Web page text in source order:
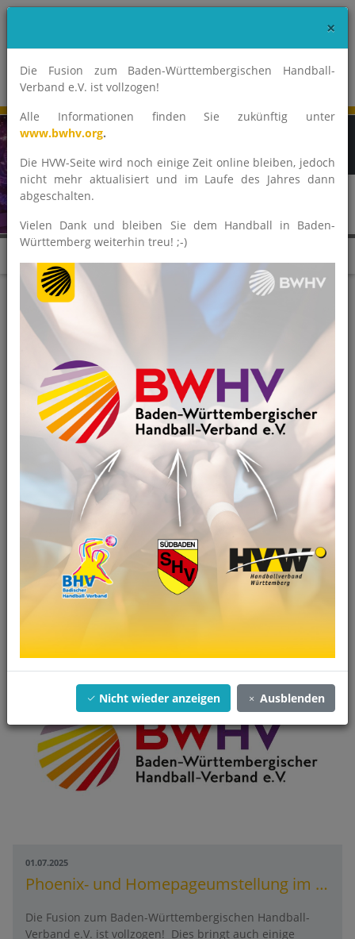
News
HOMEPAGE WIRD NICHT MEHR AKTUALISIERT!
Alle Infos unter www.bwhv.org
01.07.2025
Phoenix- und Homepageumstellung im Rahmen der Fusion
Die Fusion zum Baden-Württembergischen Handball-
Verband e.V. ist vollzogen! Dies bringt auch einige
×
Die Fusion zum Baden-Württembergischen Handball-
Verband e.V. ist vollzogen!
Alle Informationen finden Sie zukünftig unter
www.bwhv.org.
Die HVW-Seite wird noch einige Zeit online bleiben, jedoch
nicht mehr aktualisiert und im Laufe des Jahres dann
abgeschalten.
Vielen Dank und bleiben Sie dem Handball in Baden-
Württemberg weiterhin treu! ;-)
Nicht wieder anzeigen Ausblenden